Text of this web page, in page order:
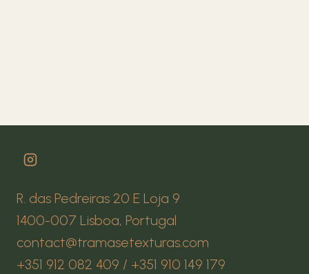
R. das Pedreiras 20 E Loja 9
1400-007 Lisboa, Portugal
contact@tramasetexturas.com
+351 912 082 409 / +351 910 149 179